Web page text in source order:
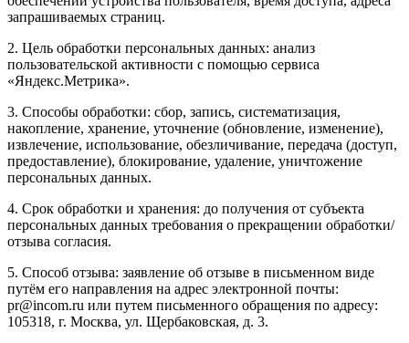
запрашиваемых страниц.
2. Цель обработки персональных данных: анализ
пользовательской активности с помощью сервиса
«Яндекс.Метрика».
3. Способы обработки: сбор, запись, систематизация,
накопление, хранение, уточнение (обновление, изменение),
извлечение, использование, обезличивание, передача (доступ,
предоставление), блокирование, удаление, уничтожение
персональных данных.
4. Срок обработки и хранения: до получения от субъекта
персональных данных требования о прекращении обработки/
отзыва согласия.
5. Способ отзыва: заявление об отзыве в письменном виде
путём его направления на адрес электронной почты:
pr@incom.ru или путем письменного обращения по адресу:
105318, г. Москва, ул. Щербаковская, д. 3.